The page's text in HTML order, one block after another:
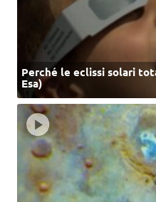
Perché le eclissi solari
Esa)